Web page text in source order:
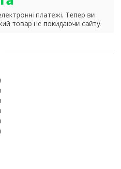
платежі. Тепер ви
товар не покидаючи сайту.